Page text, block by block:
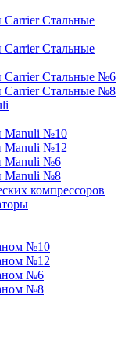
Стальные
Стальные
Carrier Стальные №6
Carrier Стальные №8
Manuli №10
Manuli №12
Manuli №6
Manuli №8
компрессоров
№10
№12
№6
№8